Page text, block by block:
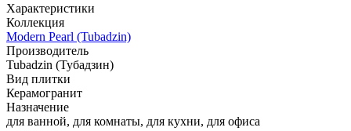
Характеристики
Коллекция
Modern Pearl (Tubadzin)
Производитель
Tubadzin (Тубадзин)
Вид плитки
Керамогранит
Назначение
для ванной, для комнаты, для кухни, для офиса